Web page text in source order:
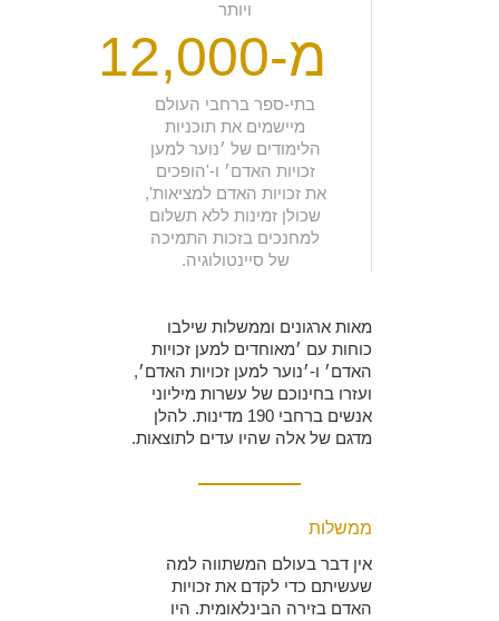
ויותר
מ-12,000
בתי-ספר ברחבי העולם
מיישמים את תוכניות
הלימודים של ׳נוער למען
זכויות האדם׳ ו-'הופכים
את זכויות האדם למציאות',
שכולן זמינות ללא תשלום
למחנכים בזכות התמיכה
של סיינטולוגיה.
מאות ארגונים וממשלות שילבו
כוחות עם ׳מאוחדים למען זכויות
האדם׳ ו-׳נוער למען זכויות האדם׳,
ועזרו בחינוכם של עשרות מיליוני
אנשים ברחבי 190 מדינות. להלן
מדגם של אלה שהיו עדים לתוצאות.
ממשלות
אין דבר בעולם המשתווה למה
שעשיתם כדי לקדם את זכויות
האדם בזירה הבינלאומית. היו